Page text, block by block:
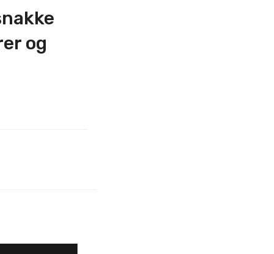
og